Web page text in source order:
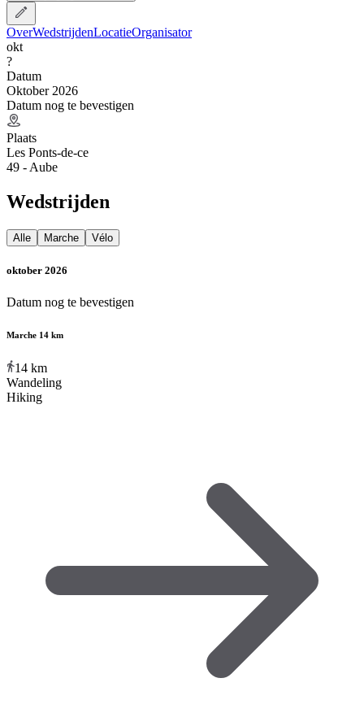
OverWedstrijdenLocatieOrganisator
okt
?
Datum
Oktober 2026
Datum nog te bevestigen
Plaats
Les Ponts-de-ce
49 - Aube
Wedstrijden
Alle Marche Vélo
oktober 2026
Datum nog te bevestigen
Marche 14 km
14 km
Wandeling
Hiking